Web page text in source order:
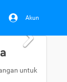
Akun
untuk